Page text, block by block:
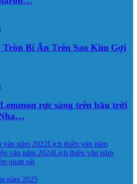
Tròn Bí Ẩn Trên Sao Kim Gợi
rực sáng trên bầu trời
văn năm 2022Lịch thiên văn năm
văn năm 2024Lịch thiên văn năm
quan sát
năm 2025